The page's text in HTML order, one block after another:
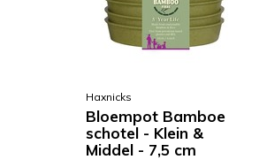
Haxnicks
Bloempot Bamboe
schotel - Klein &
Middel - 7,5 cm